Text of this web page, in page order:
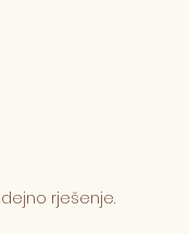
rješenje.